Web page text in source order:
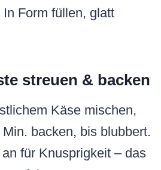
Form füllen, glatt
streuen & backen
Käse mischen,
backen, bis blubbert.
für Knusprigkeit – das